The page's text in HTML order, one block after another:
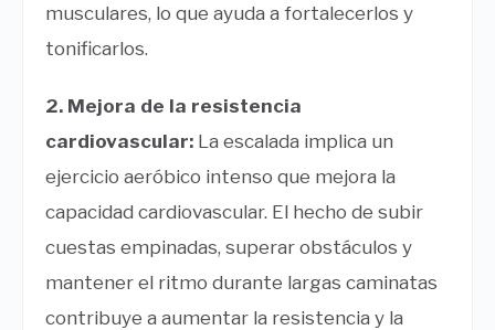
musculares, lo que ayuda a fortalecerlos y
tonificarlos.
2. Mejora de la resistencia
cardiovascular: La escalada implica un
ejercicio aeróbico intenso que mejora la
capacidad cardiovascular. El hecho de subir
cuestas empinadas, superar obstáculos y
mantener el ritmo durante largas caminatas
contribuye a aumentar la resistencia y la